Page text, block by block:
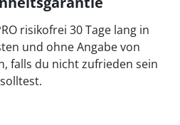
risikofrei 30 Tage lang in
und ohne Angabe von
falls du nicht zufrieden sein
solltest.